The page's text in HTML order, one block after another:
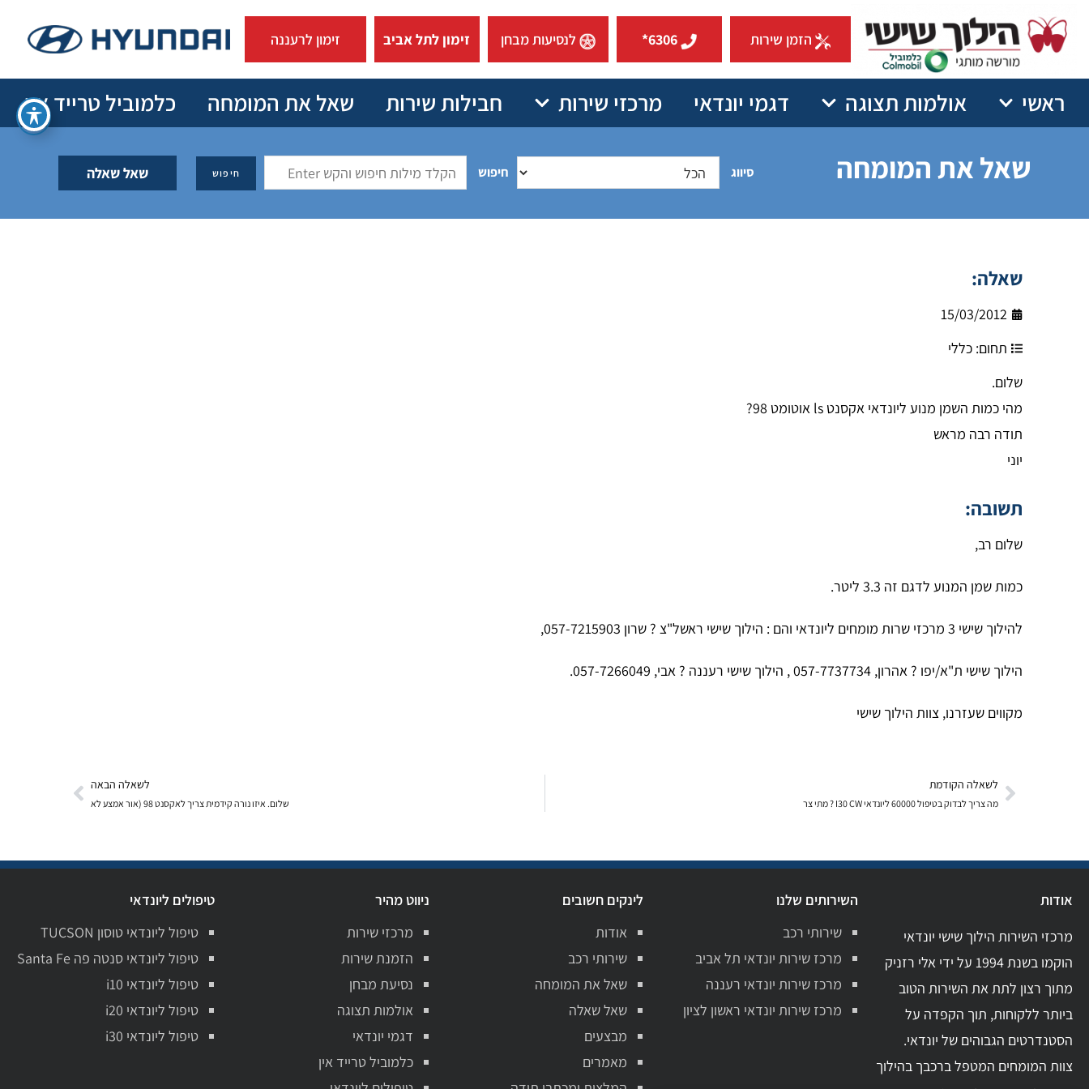
הזמן שירות 6306* לנסיעות מבחן זימון לתל אביב זימון לרעננה
ראשי אולמות תצוגה דגמי יונדאי מרכזי שירות חבילות שירות שאל את המומחה כלמוביל טרייד אין
שאל את המומחה סיווג חיפוש שאל שאלה
שאלה:
15/03/2012
תחום: כללי
שלום.
מהי כמות השמן מנוע ליונדאי אקסנט ls אוטומט 98?
תודה רבה מראש
יוני
תשובה:
שלום רב,
כמות שמן המנוע לדגם זה 3.3 ליטר.
להילוך שישי 3 מרכזי שרות מומחים ליונדאי והם : הילוך שישי ראשל"צ ? שרון 057-7215903,
הילוך שישי ת"א/יפו ? אהרון, 057-7737734 , הילוך שישי רעננה ? אבי, 057-7266049.
מקווים שעזרנו, צוות הילוך שישי
לשאלה הקודמת
מה צריך לבדוק בטיפול 60000 ליונדאי I30 CW ? מתי צר
לשאלה הבאה
שלום. איזו נורה קידמית צריך לאקסנט 98 (אור אמצע לא
אודות
מרכזי השירות הילוך שישי יונדאי
הוקמו בשנת 1994 על ידי אלי רזניק
מתוך רצון לתת את השירות הטוב
ביותר ללקוחות, תוך הקפדה על
הסטנדרטים הגבוהים של יונדאי.
צוות המומחים המטפל ברכבך בהילוך
השירותים שלנו
שירותי רכב
מרכז שירות יונדאי תל אביב
מרכז שירות יונדאי רעננה
מרכז שירות יונדאי ראשון לציון
לינקים חשובים
אודות
שירותי רכב
שאל את המומחה
שאל שאלה
מבצעים
מאמרים
ניווט מהיר
מרכזי שירות
הזמנת שירות
נסיעת מבחן
אולמות תצוגה
דגמי יונדאי
כלמוביל טרייד אין
טיפולים ליונדאי
טיפול ליונדאי טוסון TUCSON
טיפול ליונדאי סנטה פה Santa Fe
טיפול ליונדאי i10
טיפול ליונדאי i20
טיפול ליונדאי i30